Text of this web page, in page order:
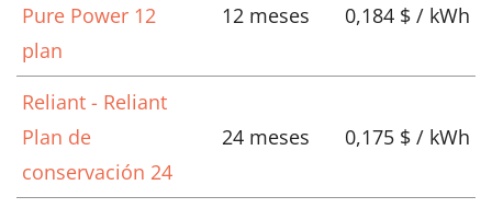
Pure Power 12
plan
12 meses 0,184 $ / kWh
Reliant - Reliant
Plan de
conservación 24
24 meses 0,175 $ / kWh